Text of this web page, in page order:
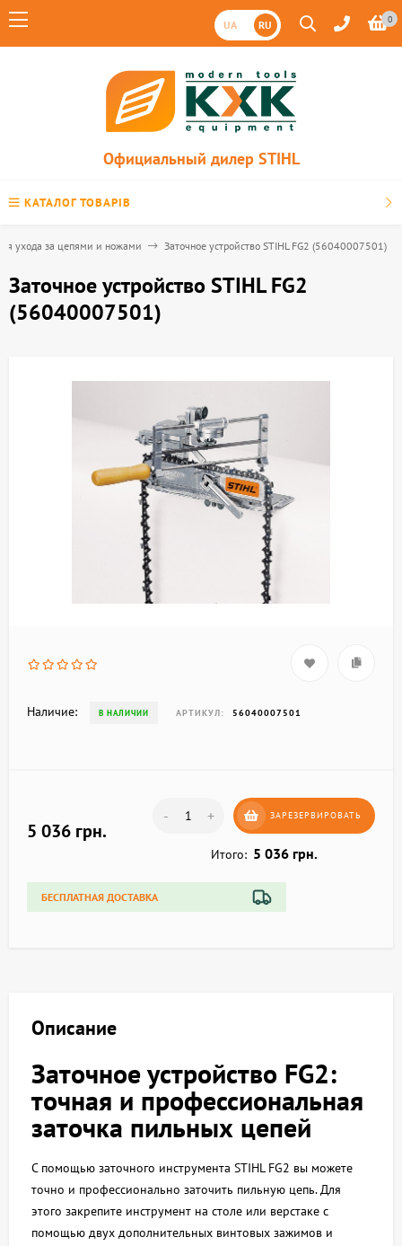
UA RU 0
Официальный дилер STIHL
КАТАЛОГ ТОВАРІВ
ухода за цепями и ножами Заточное устройство STIHL FG2 (56040007501)
Заточное устройство STIHL FG2
(56040007501)
Наличие: В НАЛИЧИИ АРТИКУЛ: 56040007501
5 036 грн.
- + ЗАРЕЗЕРВИРОВАТЬ
Итого: 5 036 грн.
БЕСПЛАТНАЯ ДОСТАВКА
Описание
Заточное устройство FG2:
точная и профессиональная
заточка пильных цепей
С помощью заточного инструмента STIHL FG2 вы можете
точно и профессионально заточить пильную цепь. Для
этого закрепите инструмент на столе или верстаке с
помощью двух дополнительных винтовых зажимов и